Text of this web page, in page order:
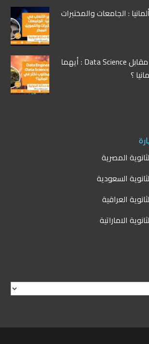
: الجامعات والمختبرات
Data Engineering مقابل Data Science : أيهما
؟
المصرية
السعودية
العراقية
الاماراتية